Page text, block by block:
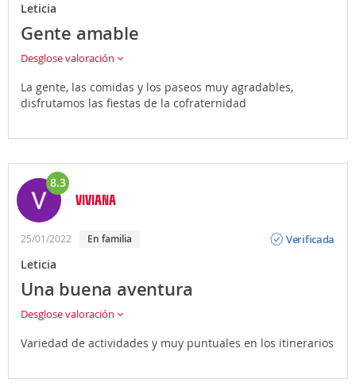
Leticia
Gente amable
Desglose valoración
La gente, las comidas y los paseos muy agradables,
disfrutamos las fiestas de la cofraternidad
8.3
VIVIANA
25/01/2022 En familia
Verificada
Leticia
Una buena aventura
Desglose valoración
Variedad de actividades y muy puntuales en los itinerarios